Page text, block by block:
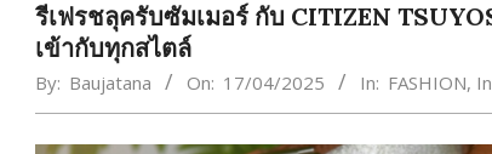
รีเฟรชลุครับซัมเมอร์ กับ CITIZEN
เข้ากับทุกสไตล์
By: Baujatana On: 17/04/2025 In: FASHION,